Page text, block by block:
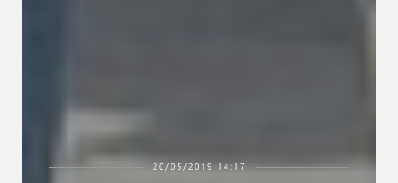
20/05/2019 14:17